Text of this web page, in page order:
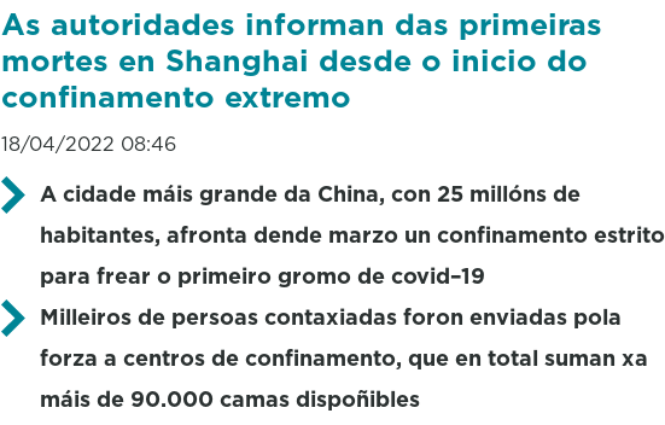
As autoridades informan das primeiras
mortes en Shanghai desde o inicio do
confinamento extremo
18/04/2022 08:46
A cidade máis grande da China, con 25 millóns de
habitantes, afronta dende marzo un confinamento estrito
para frear o primeiro gromo de covid–19
Milleiros de persoas contaxiadas foron enviadas pola
forza a centros de confinamento, que en total suman xa
máis de 90.000 camas dispoñibles